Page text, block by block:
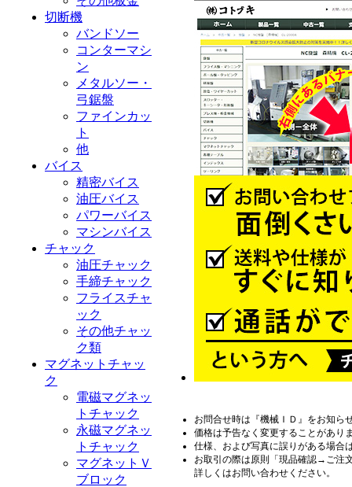
切断機
バンドソー
コンターマシ
ン
メタルソー・
弓鋸盤
ファインカッ
ト
他
バイス
精密バイス
油圧バイス
パワーバイス
マシンバイス
チャック
油圧チャック
手締チャック
フライスチャ
ック
その他チャッ
ク類
マグネットチャッ
ク
電磁マグネッ
トチャック
永磁マグネッ
トチャック
マグネットＶ
ブロック
お問合せ時は『機械ＩＤ』をお知ら
価格は予告なく変更することがあり
仕様、および写真に誤りがある場合
お取引の際は原則「現品確認→ご
詳しくはお問い合わせください。